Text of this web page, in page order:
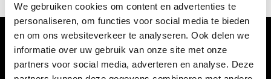
We gebruiken cookies om content en advertenties te
personaliseren, om functies voor social media te bieden
en om ons websiteverkeer te analyseren. Ook delen we
informatie over uw gebruik van onze site met onze
partners voor social media, adverteren en analyse. Deze
VERHALEN